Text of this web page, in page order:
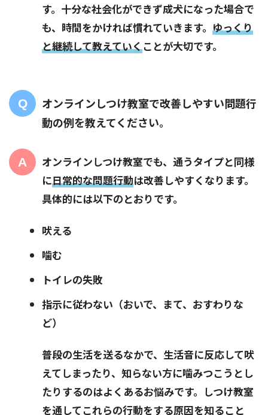
す。十分な社会化ができず成犬になった場合で
も、時間をかければ慣れていきます。 ゆっくり
と継続して教えていくことが大切です。
オンラインしつけ教室で改善しやすい問題行
動の例を教えてください。
オンラインしつけ教室でも、通うタイプと同様
に日常的な問題行動は改善しやすくなります。
具体的には以下のとおりです。
吠える
噛む
トイレの失敗
指示に従わない（おいで、まて、おすわりな
ど）
普段の生活を送るなかで、生活音に反応して吠
えてしまったり、知らない方に噛みつこうとし
たりするのはよくあるお悩みです。しつけ教室
を通してこれらの行動をする原因を知ること